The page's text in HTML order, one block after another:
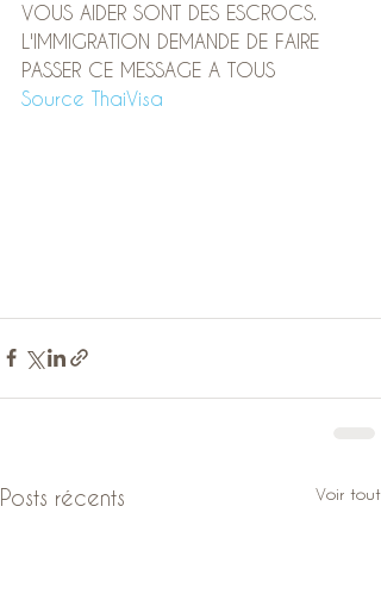
VOUS AIDER SONT DES ESCROCS.
L'IMMIGRATION DEMANDE DE FAIRE
PASSER CE MESSAGE A TOUS
Source ThaiVisa
Posts récents Voir tout